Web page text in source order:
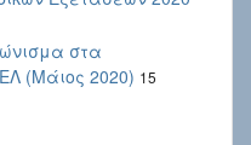
στα
(Μάιος 2020) 15